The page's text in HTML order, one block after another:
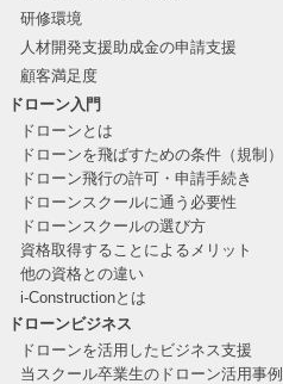
研修環境
人材開発支援助成金の申請支援
顧客満足度
ドローン入門
ドローンとは
ドローンを飛ばすための条件（規制）
ドローン飛行の許可・申請手続き
ドローンスクールに通う必要性
ドローンスクールの選び方
資格取得することによるメリット
他の資格との違い
i-Constructionとは
ドローンビジネス
ドローンを活用したビジネス支援
当スクール卒業生のドローン活用事例